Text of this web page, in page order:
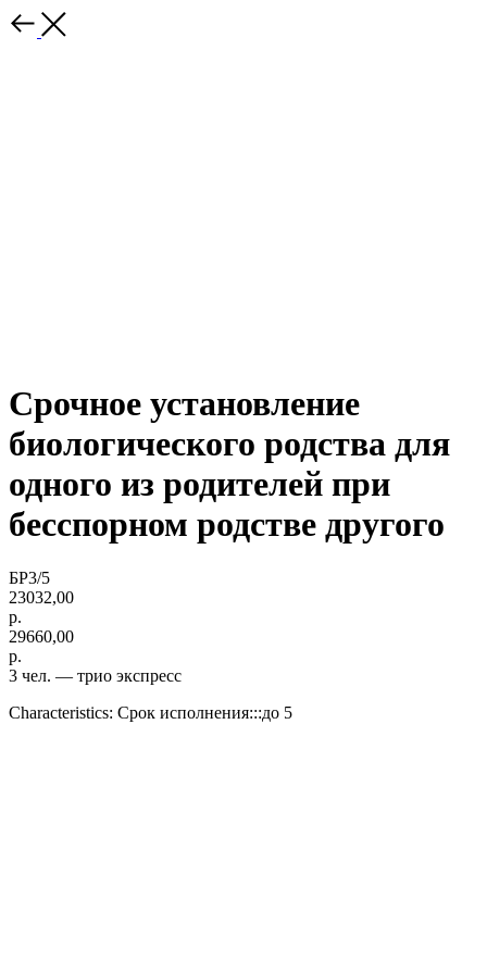
Срочное установление
биологического родства для
одного из родителей при
бесспорном родстве другого
БР3/5
23032,00
р.
29660,00
р.
3 чел. — трио экспресс
Characteristics: Срок исполнения:::до 5